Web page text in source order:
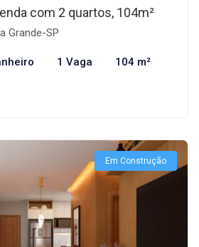
com 2 quartos, 104m²
Grande-SP
1 Vaga 104 m²
Em Construção